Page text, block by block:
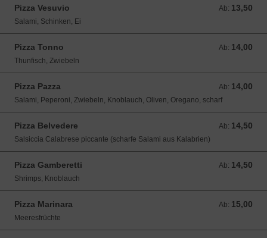
Pizza Vesuvio Ab: 13,50
Ab: 13,50 EUR
Salami, Schinken, Ei
Pizza Tonno Ab: 14,00
Ab: 14,00 EUR
Thunfisch, Zwiebeln
Pizza Pazza Ab: 14,00
Ab: 14,00 EUR
Salami, Peperoni, Zwiebeln, Knoblauch, Oliven, Oregano, scharf
Pizza Belvedere Ab: 14,50
Ab: 14,50 EUR
Salsiccia Calabrese piccante (scharfe Salami aus Kalabrien)
Pizza Gamberetti Ab: 14,50
Ab: 14,50 EUR
Shrimps, Knoblauch
Pizza Marinara Ab: 15,00
Ab: 15,00 EUR
Meeresfrüchte